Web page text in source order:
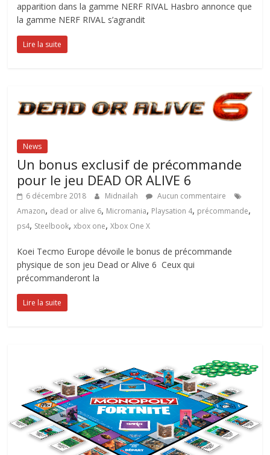
apparition dans la gamme NERF RIVAL Hasbro annonce que
la gamme NERF RIVAL s’agrandit
Lire la suite
News
Un bonus exclusif de précommande
pour le jeu DEAD OR ALIVE 6
6 décembre 2018 Midnailah
Aucun commentaire
Amazon, dead or alive 6, Micromania, Playsation 4, précommande,
ps4, Steelbook,xbox one,Xbox One X
Koei Tecmo Europe dévoile le bonus de précommande
physique de son jeu Dead or Alive 6 Ceux qui
précommanderont la
Lire la suite